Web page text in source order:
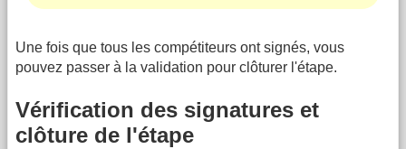
Une fois que tous les compétiteurs ont signés, vous
pouvez passer à la validation pour clôturer l'étape.
Vérification des signatures et
clôture de l'étape